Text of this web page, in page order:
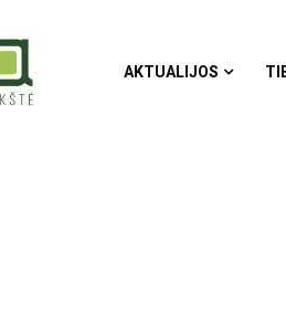
AKTUALIJOS